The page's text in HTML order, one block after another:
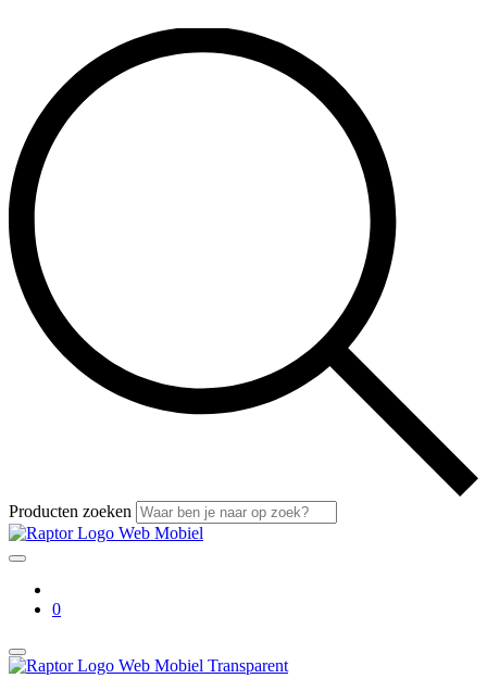
Producten zoeken
0